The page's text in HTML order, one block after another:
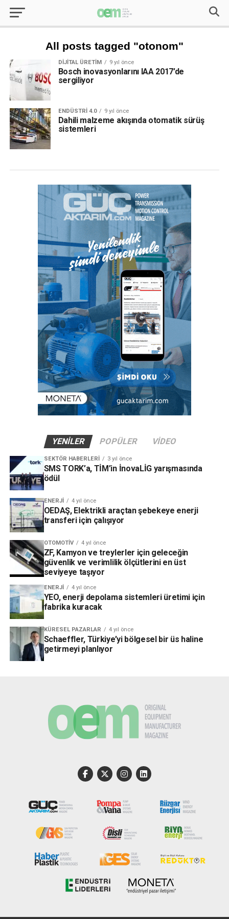
All posts tagged "otonom"
DIJITAL ÜRETIM 9 yıl önce
Bosch inovasyonlarını IAA 2017’de
sergiliyor
ENDÜSTRI 4.0 9 yıl önce
Dahili malzeme akışında otomatik sürüş
sistemleri
YENILER POPÜLER VIDEO
SEKTÖR HABERLERI 3 yıl önce
SMS TORK’a, TİM’in İnovaLİG yarışmasında
ödül
ENERJI 4 yıl önce
OEDAŞ, Elektrikli araçtan şebekeye enerji
transferi için çalışıyor
OTOMOTIV 4 yıl önce
ZF, Kamyon ve treylerler için geleceğin
güvenlik ve verimlilik ölçütlerini en üst
seviyeye taşıyor
ENERJI 4 yıl önce
YEO, enerji depolama sistemleri üretimi için
fabrika kuracak
KÜRESEL PAZARLAR 4 yıl önce
Schaeffler, Türkiye’yi bölgesel bir üs haline
getirmeyi planlıyor